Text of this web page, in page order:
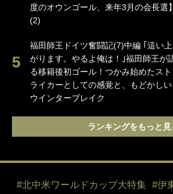
度のオウンゴール、来年3月の会長選】
(2)
福田師王ドイツ奮闘記(7)中編 ｢這い上
がります。やるよ俺は！｣福田師王が
る移籍後初ゴール！つかみ始めたスト
ライカーとしての感覚と、もどかしい
ウインターブレイク
ランキングをもっと見
#北中米ワールドカップ大特集 #伊